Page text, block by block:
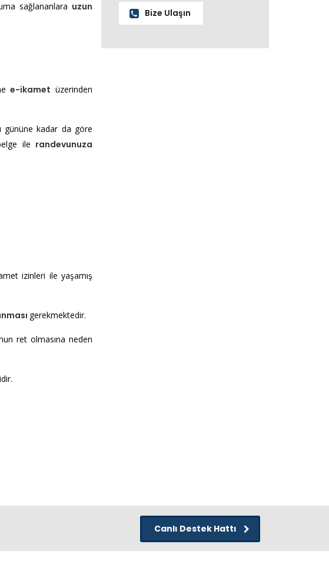
sağlananlara uzun
e-ikamet üzerinden
gününe kadar da göre
ile randevunuza
izinleri ile yaşamış
gerekmektedir.
ret olmasına neden
Bize Ulaşın
Canlı Destek Hattı